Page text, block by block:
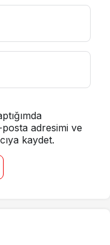
posta adresimi ve
kaydet.